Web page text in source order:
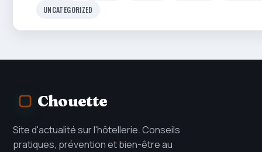
UNCATEGORIZED
Chouette
Site d'actualité sur l'hôtellerie. Conseils
pratiques, prévention et bien-être au